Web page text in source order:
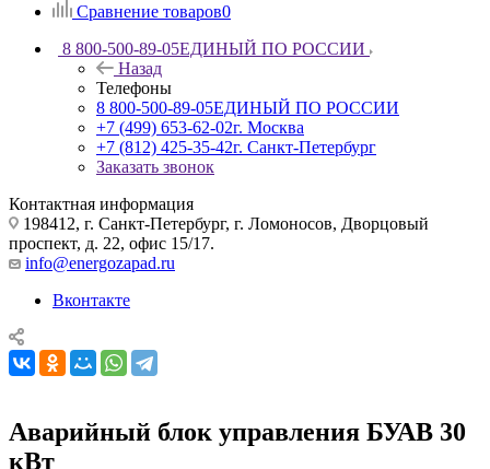
Сравнение товаров0
8 800-500-89-05ЕДИНЫЙ ПО РОССИИ
Назад
Телефоны
8 800-500-89-05ЕДИНЫЙ ПО РОССИИ
+7 (499) 653-62-02г. Москва
+7 (812) 425-35-42г. Санкт-Петербург
Заказать звонок
Контактная информация
198412, г. Санкт-Петербург, г. Ломоносов, Дворцовый
проспект, д. 22, офис 15/17.
info@energozapad.ru
Вконтакте
Аварийный блок управления БУАВ 30
кВт